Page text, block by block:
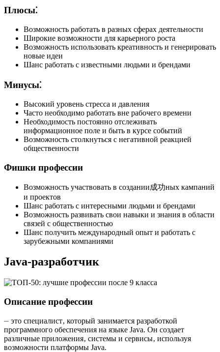
Плюсы⁚
Возможность работать в разных сферах деятельности
Широкие возможности для карьерного роста
Возможность использовать креативность и генерировать
новые идеи
Шанс работать с известными людьми и брендами
Минусы⁚
Высокий уровень стресса и давления
Часто необходимо работать вне рабочего времени
Необходимость постоянно отслеживать
информационное поле и быть в курсе событий
Возможность столкнуться с негативной реакцией
общественности
Фишки профессии
Возможность участвовать в создании成功ных кампаний
и проектов
Шанс работать с интересными людьми и брендами
Возможность развивать свои навыки и знания в области
связей с общественностью
Шанс получить международный опыт и работать с
зарубежными компаниями
Java-разработчик
Описание профессии
⏤ это специалист‚ который занимается разработкой
программного обеспечения на языке Java. Он создает
различные приложения‚ системы и сервисы‚ используя
возможности платформы Java.